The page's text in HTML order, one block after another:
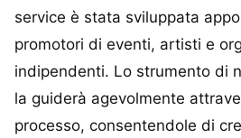
service è stata sviluppata
promotori di eventi, artisti e
indipendenti. Lo strumento di
la guiderà agevolmente
processo, consentendole di